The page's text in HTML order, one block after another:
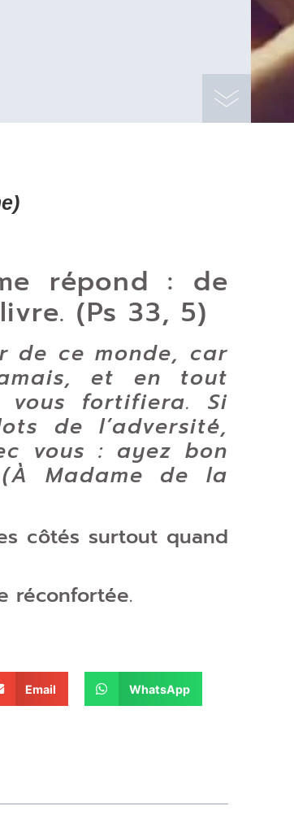
répond : de
(Ps 33, 5)
de ce monde, car
et en tout
vous fortifiera. Si
de l’adversité,
vous : ayez bon
Madame de la
côtés surtout quand
réconfortée.
Email WhatsApp